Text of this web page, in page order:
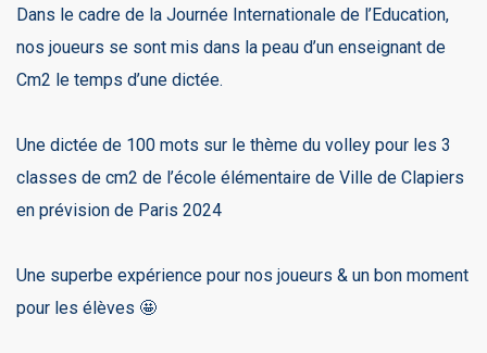
Dans le cadre de la Journée Internationale de l’Education,
nos joueurs se sont mis dans la peau d’un enseignant de
Cm2 le temps d’une dictée.
Une dictée de 100 mots sur le thème du volley pour les 3
classes de cm2 de l’école élémentaire de Ville de Clapiers
en prévision de Paris 2024
Une superbe expérience pour nos joueurs & un bon moment
pour les élèves 🤩